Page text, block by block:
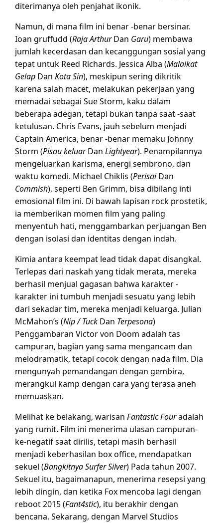
diterimanya oleh penjahat ikonik.
Namun, di mana film ini benar -benar bersinar.
Ioan gruffudd (Raja ArthurDan Garu) membawa
jumlah kecerdasan dan kecanggungan sosial yang
tepat untuk Reed Richards. Jessica Alba (Malaikat
Gelap Dan Kota Sin), meskipun sering dikritik
karena salah macet, melakukan pekerjaan yang
memadai sebagai Sue Storm, kaku dalam
beberapa adegan, tetapi bukan tanpa saat -saat
ketulusan. Chris Evans, jauh sebelum menjadi
Captain America, benar -benar memaku Johnny
Storm (Pisau keluarDan Lightyear). Penampilannya
mengeluarkan karisma, energi sembrono, dan
waktu komedi. Michael Chiklis (PerisaiDan
Commish), seperti Ben Grimm, bisa dibilang inti
emosional film ini. Di bawah lapisan rock prostetik,
ia memberikan momen film yang paling
menyentuh hati, menggambarkan perjuangan Ben
dengan isolasi dan identitas dengan indah.
Kimia antara keempat lead tidak dapat disangkal.
Terlepas dari naskah yang tidak merata, mereka
berhasil menjual gagasan bahwa karakter -
karakter ini tumbuh menjadi sesuatu yang lebih
dari sekadar tim, mereka menjadi keluarga. Julian
McMahon’s (Nip / Tuck Dan Terpesona)
Penggambaran Victor von Doom adalah tas
campuran, bagian yang sama mengancam dan
melodramatik, tetapi cocok dengan nada film. Dia
mengunyah pemandangan dengan gembira,
merangkul kamp dengan cara yang terasa aneh
memuaskan.
Melihat ke belakang, warisan Fantastic Fouradalah
yang rumit. Film ini menerima ulasan campuran-
ke-negatif saat dirilis, tetapi masih berhasil
menjadi keberhasilan box office, mendapatkan
sekuel (Bangkitnya Surfer Silver) Pada tahun 2007.
Sekuel itu, bagaimanapun, menerima resepsi yang
lebih dingin, dan ketika Fox mencoba lagi dengan
reboot 2015 (Fant4stic), itu berakhir dengan
bencana. Sekarang, dengan Marvel Studios